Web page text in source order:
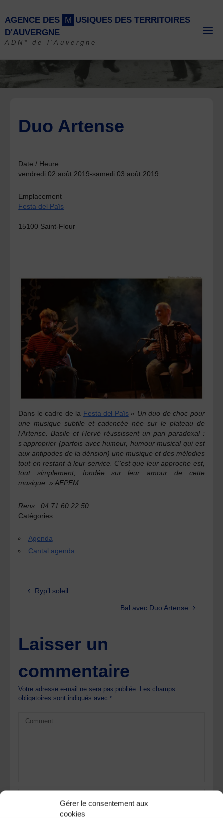
Gérer le consentement aux
cookies
content
AGENCE DES M USIQUES DES TERRITOIRES
D'AUVERGNE
ADN* de l'Auvergne
Duo Artense
Date / Heure
vendredi 02 août 2019-samedi 03 août 2019
Emplacement
Festa del Païs
15100 Saint-Flour
Dans le cadre de la Festa del Païs « Un duo de choc pour
une musique subtile et cadencée née sur le plateau de
l’Artense. Basile et Hervé réussissent un pari paradoxal :
s’approprier (parfois avec humour, humour musical qui est
aux antipodes de la dérision) une musique et des mélodies
tout en restant à leur service. C’est que leur approche est,
tout simplement, fondée sur leur amour de cette
musique. » AEPEM
Rens : 04 71 60 22 50
Catégories
Agenda
Cantal agenda
Ryp’l soleil
Bal avec Duo Artense
Laisser un
commentaire
Votre adresse e-mail ne sera pas publiée. Les champs
obligatoires sont indiqués avec*